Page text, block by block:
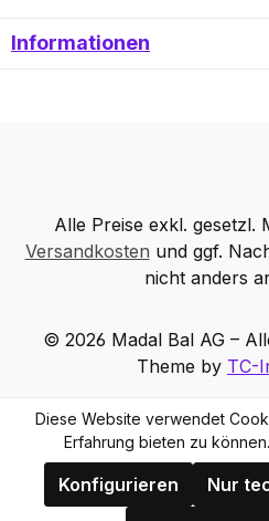
Informationen
Alle Preise exkl. gesetzl.
Versandkosten und ggf.
nicht anders
© 2026 Madal Bal AG –
Theme by TC-
Diese Website verwendet
Erfahrung bieten zu können.
Nur
Konfigurieren